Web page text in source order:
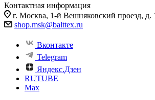
Контактная информация
г. Москва, 1-й Вешняковский проезд, д.
shop.msk@balttex.ru
Вконтакте
Telegram
Яндекс.Дзен
RUTUBE
Max